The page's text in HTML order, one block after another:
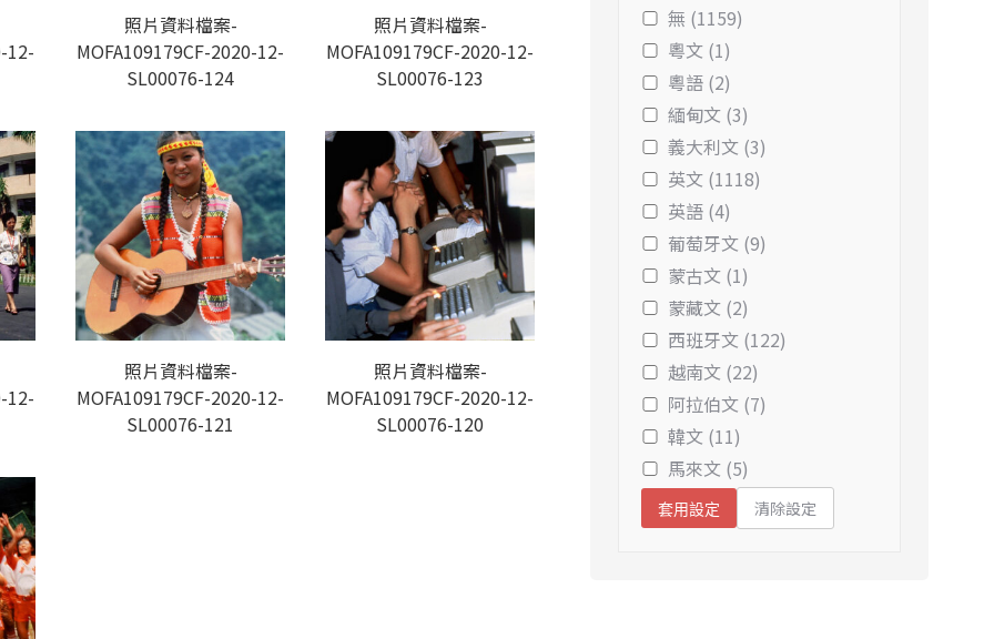
12-
照片資料檔案-
MOFA109179CF-2020-12-
SL00076-124
照片資料檔案-
MOFA109179CF-2020-12-
SL00076-123
12-
照片資料檔案-
MOFA109179CF-2020-12-
SL00076-121
照片資料檔案-
MOFA109179CF-2020-12-
SL00076-120
無 (1159)
粵文 (1)
粵語 (2)
緬甸文 (3)
義大利文 (3)
英文 (1118)
英語 (4)
葡萄牙文 (9)
蒙古文 (1)
蒙藏文 (2)
西班牙文 (122)
越南文 (22)
阿拉伯文 (7)
韓文 (11)
馬來文 (5)
套用設定 清除設定